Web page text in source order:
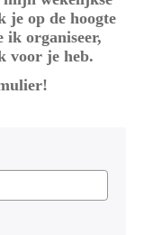
je op de hoogte
ik organiseer,
voor je heb.